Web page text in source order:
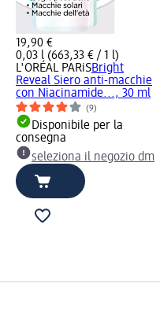
19,90 €
0,03 l (663,33 € / 1 l)
L'ORÉAL PARiSBright
Reveal Siero anti-macchie
con Niacinamide..., 30 ml
(9)
Disponibile per la
consegna
seleziona il negozio dm